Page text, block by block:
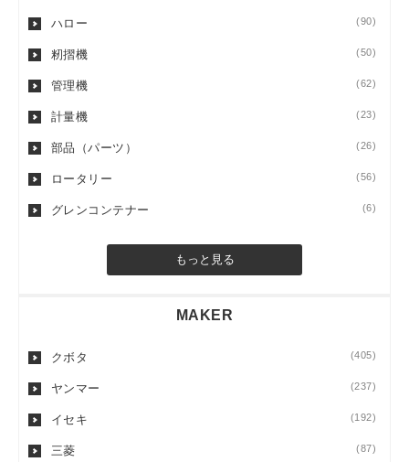
ハロー (90)
籾摺機 (50)
管理機 (62)
計量機 (23)
部品（パーツ） (26)
ロータリー (56)
グレンコンテナー (6)
もっと見る
MAKER
クボタ (405)
ヤンマー (237)
イセキ (192)
三菱 (87)